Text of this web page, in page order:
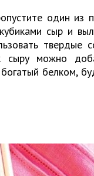
один из
сыр и
сыру можно
белком,